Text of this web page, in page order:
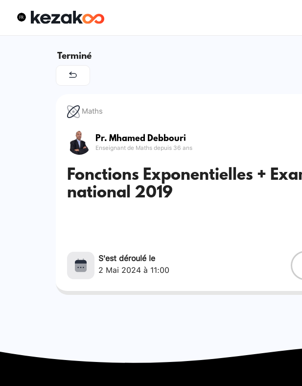
Terminé
Maths
Pr. Mhamed Debbouri
Enseignant de Maths depuis 36 ans
Fonctions Exponentielles +
national 2019
S'est déroulé le
2 Mai 2024 à 11:00